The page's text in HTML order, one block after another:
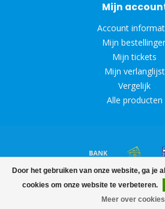
Door het gebruiken van onze website, ga je
cookies om onze website te verbeteren.
Meer over
Mijn
Account
Mijn
Mijn tickets
Mijn verlanglijst
Vergelijk
Alle producten
© Copyright 2026